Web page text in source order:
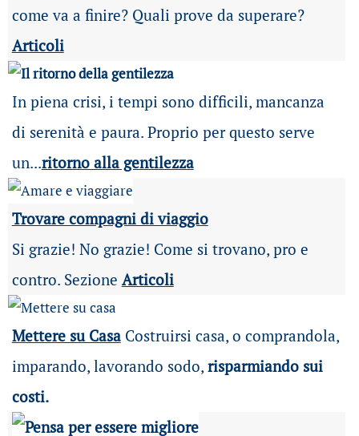
come va a finire? Quali prove da superare?
Articoli
In piena crisi, i tempi sono difficili, mancanza
di serenità e paura. Proprio per questo serve
un...ritorno alla gentilezza
Trovare compagni di viaggio
Si grazie! No grazie! Come si trovano, pro e
contro. Sezione Articoli
Mettere su Casa Costruirsi casa, o comprandola,
imparando, lavorando sodo, risparmiando sui
costi.